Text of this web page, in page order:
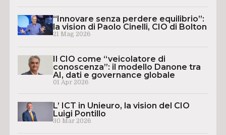
“Innovare senza perdere equilibrio”:
la vision di Paolo Cinelli, CIO di Bolton
21 Mag 2026
Il CIO come “veicolatore di
conoscenza”: il modello Danone tra
AI, dati e governance globale
01 Apr 2026
L’ ICT in Unieuro, la vision del CIO
Luigi Pontillo
30 Mar 2026